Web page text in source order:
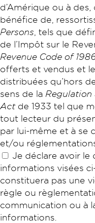
d’Amérique ou à
bénéfice de,
Persons , tels que
de l’Impôt sur le
Revenue Code of
offerts et vendus et
distribuées qu’hors
sens de la Regulation
Actde 1933 tel que
tout lecteur du
par lui-même et à se
et/ou
Je déclare avoir le
informations visées
constituera pas une
règle ou
communication ou à
informations.